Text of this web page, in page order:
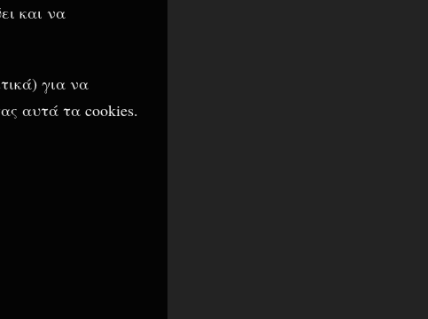
και να
για να
αυτά τα cookies.